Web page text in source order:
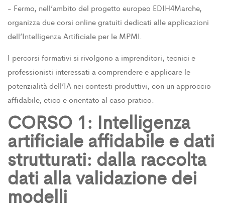
- Fermo, nell’ambito del progetto europeo EDIH4Marche,
organizza due corsi online gratuiti dedicati alle applicazioni
dell’Intelligenza Artificiale per le MPMI.
I percorsi formativi si rivolgono a imprenditori, tecnici e
professionisti interessati a comprendere e applicare le
potenzialità dell’IA nei contesti produttivi, con un approccio
affidabile, etico e orientato al caso pratico.
CORSO 1: Intelligenza
artificiale affidabile e dati
strutturati: dalla raccolta
dati alla validazione dei
modelli